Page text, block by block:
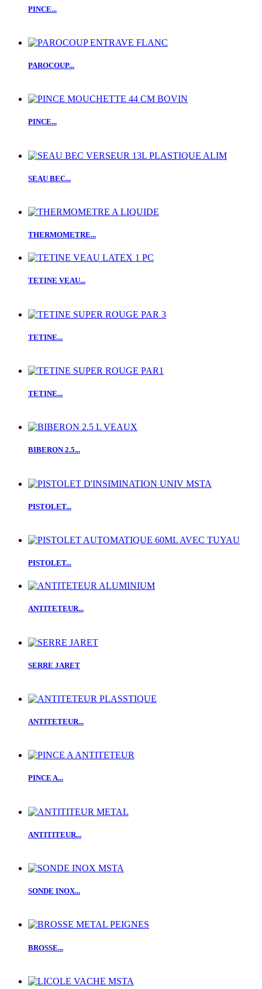
PINCE...
PAROCOUP...
PINCE...
SEAU BEC...
THERMOMETRE...
TETINE VEAU...
TETINE...
TETINE...
BIBERON 2.5...
PISTOLET...
PISTOLET...
ANTITETEUR...
SERRE JARET
ANTITETEUR...
PINCE A...
ANTITITEUR...
SONDE INOX...
BROSSE...